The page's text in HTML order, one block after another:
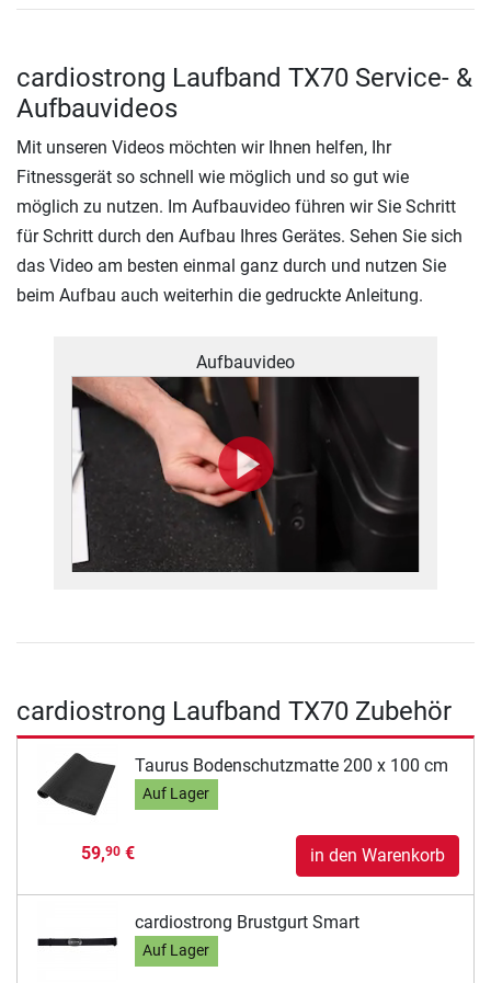
cardiostrong Laufband TX70 Service- &
Aufbauvideos
Mit unseren Videos möchten wir Ihnen helfen, Ihr
Fitnessgerät so schnell wie möglich und so gut wie
möglich zu nutzen. Im Aufbauvideo führen wir Sie Schritt
für Schritt durch den Aufbau Ihres Gerätes. Sehen Sie sich
das Video am besten einmal ganz durch und nutzen Sie
beim Aufbau auch weiterhin die gedruckte Anleitung.
Aufbauvideo
cardiostrong Laufband TX70 Zubehör
Taurus Bodenschutzmatte 200 x 100 cm
Auf Lager
59,90€ in den Warenkorb
cardiostrong Brustgurt Smart
Auf Lager